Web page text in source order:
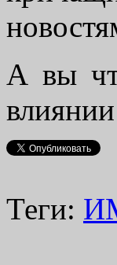
А вы
Теги: